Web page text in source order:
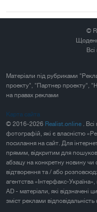
©
Матеріали під рубриками
проекту", "Партнер проекту",
на правах реклами
Карта сайта
© 2016-2026 Realist.online . Всі
фотографій, які є власністю
посилання на сайт. Для
прямим, відкритим для
абзацу на конкретну новину чи
відтворення та / або
агентства «Інтерфакс-
AD - матеріали, які відзначені
зміст реклами